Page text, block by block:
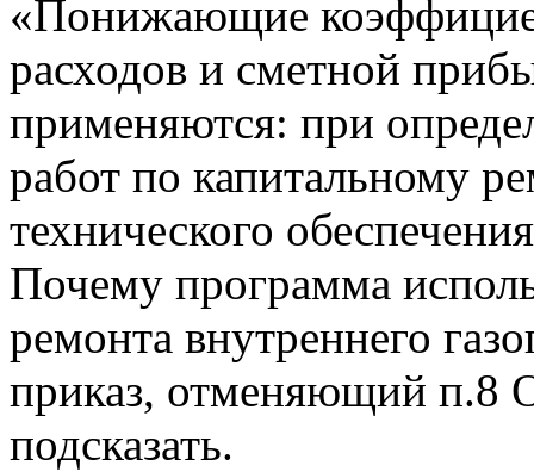
«Понижающие
расходов и сметной
применяются: при
работ по капитальному
технического
Почему программа
ремонта внутреннего
приказ, отменяющий п.8
подсказать.